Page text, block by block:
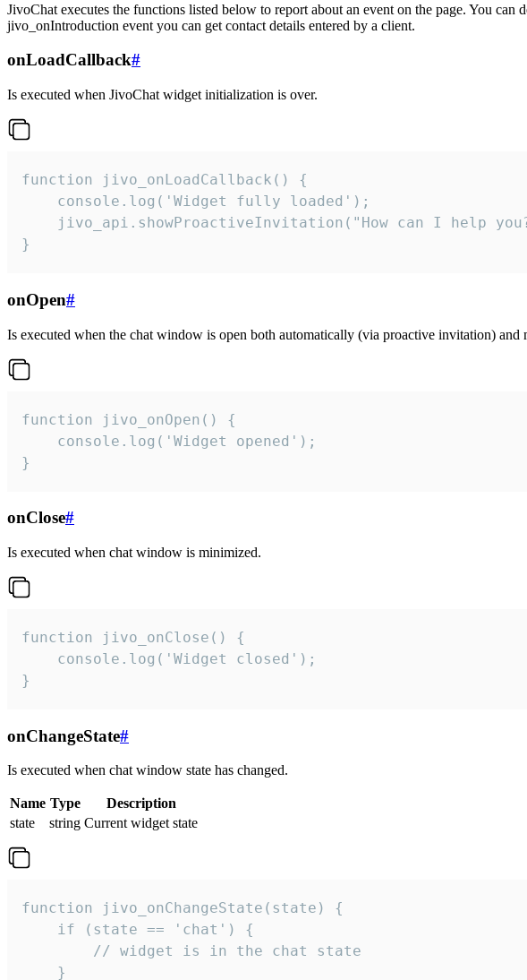
JivoChat executes the functions listed below to report about an event on the page. You
jivo_onIntroduction event you can get contact details entered by a client.
onLoadCallback#
Is executed when JivoChat widget initialization is over.
function jivo_onLoadCallback() {
    console.log('Widget fully loaded');
jivo_api.showProactiveInvitation("How can I help
}
onOpen#
Is executed when the chat window is open both automatically (via proactive invitation) and
function jivo_onOpen() {
    console.log('Widget opened');
}
onClose#
Is executed when chat window is minimized.
function jivo_onClose() {
    console.log('Widget closed');
}
onChangeState#
Is executed when chat window state has changed.
Name Type
Description
state
string Current widget state
function jivo_onChangeState(state) {
    if (state == 'chat') {
        // widget is in the chat state
    }